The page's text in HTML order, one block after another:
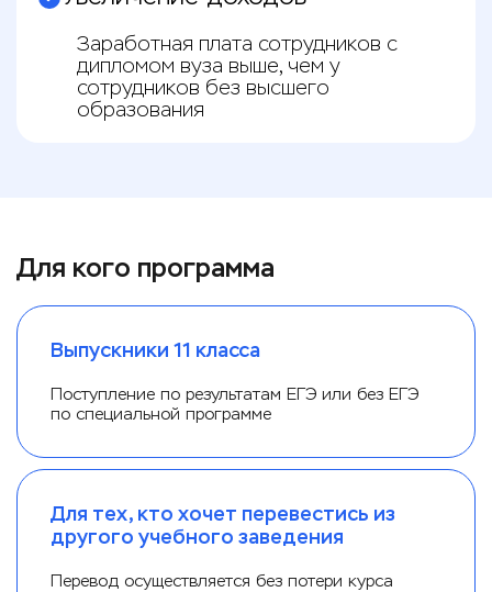
Заработная плата сотрудников с
дипломом вуза выше, чем у
сотрудников без высшего
образования
Для кого программа
Выпускники 11 класса
Поступление по результатам ЕГЭ или без ЕГЭ
по специальной программе
Для тех, кто хочет перевестись из
другого учебного заведения
Перевод осуществляется без потери курса